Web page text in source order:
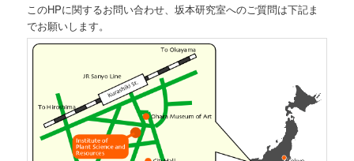
このHPに関するお問い合わせ、坂本研究室へのご質問は下記ま
でお願いします。